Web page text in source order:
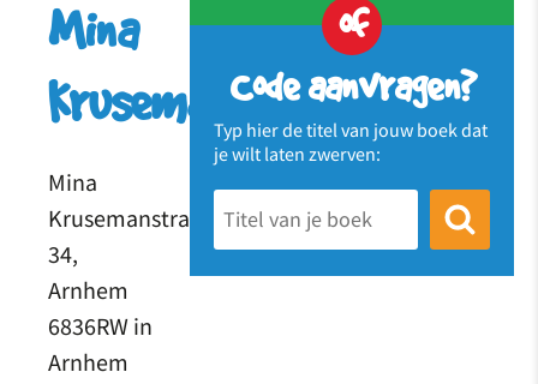
of
Code aanvragen?
Typ hier de titel van jouw boek dat
je wilt laten zwerven:
Mina
Krusemanstraat
Mina
Krusemanstraat
34,
Arnhem
6836RW in
Arnhem